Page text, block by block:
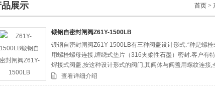
品展示 首页 >
锻钢自密封闸阀Z61Y-1500LB
锻钢自密封闸阀Z61Y-1500LB有三种阀盖设计形式.*种是螺
用螺栓螺母连接,缠绕式垫片（316夹柔性石墨）密封.客户有
焊接式阀盖,按这种设计形式的阀门,其阀体与阀盖用螺纹连
三种是自密封阀盖,按这种设计形式设计的阀门,其阀体与阀盖
查看详细介绍